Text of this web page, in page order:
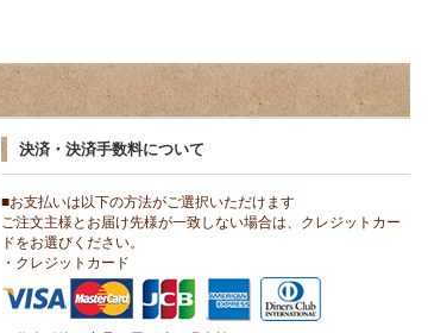
決済・決済手数料について
■お支払いは以下の方法がご選択いただけます
ご注文主様とお届け先様が一致しない場合は、クレジットカー
ドをお選びください。
・クレジットカード